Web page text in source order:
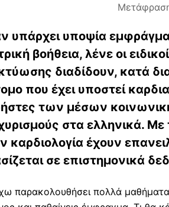
υπάρχει υποψία
βοήθεια, λένε οι
διαδίδουν, κατά
που έχει υποστεί
των μέσων
στα ελληνικά.
καρδιολογία έχουν
σε επιστημονικά
παρακολουθήσει πολλά